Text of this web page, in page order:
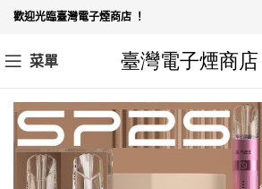
歡迎光臨臺灣電子煙商店 ！
菜單